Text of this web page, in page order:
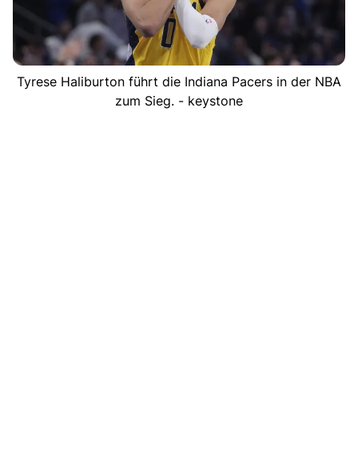
Tyrese Haliburton führt die Indiana Pacers in der NBA
zum Sieg. - keystone